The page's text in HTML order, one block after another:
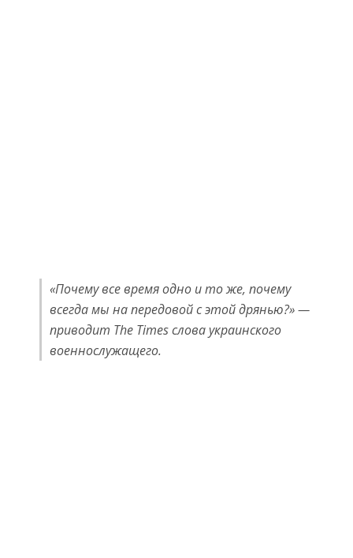
«Почему все время одно и то же, почему
всегда мы на передовой с этой дрянью?» —
приводит The Times слова украинского
военнослужащего.